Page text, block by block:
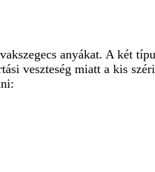
anyákat. A két
veszteség miatt a kis